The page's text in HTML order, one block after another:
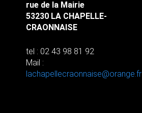
rue de la Mairie
53230 LA CHAPELLE-
CRAONNAISE
tel : 02 43 98 81 92
Mail :
lachapellecraonnaise@orange.fr